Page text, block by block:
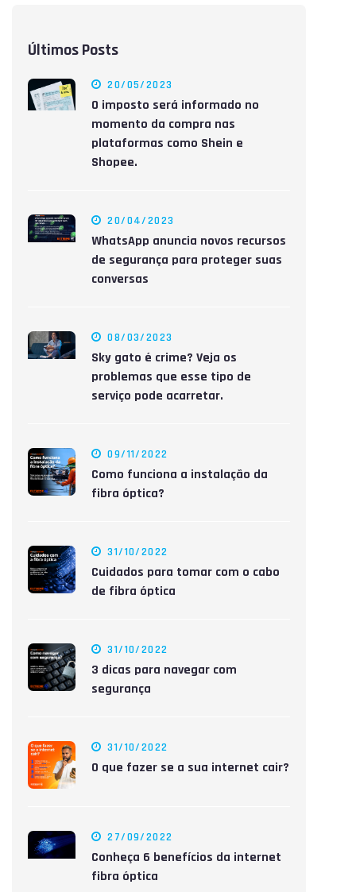
Últimos Posts
20/05/2023
O imposto será informado no
momento da compra nas
plataformas como Shein e
Shopee.
20/04/2023
WhatsApp anuncia novos recursos
de segurança para proteger suas
conversas
08/03/2023
Sky gato é crime? Veja os
problemas que esse tipo de
serviço pode acarretar.
09/11/2022
Como funciona a instalação da
fibra óptica?
31/10/2022
Cuidados para tomar com o cabo
de fibra óptica
31/10/2022
3 dicas para navegar com
segurança
31/10/2022
O que fazer se a sua internet cair?
27/09/2022
Conheça 6 benefícios da internet
fibra óptica